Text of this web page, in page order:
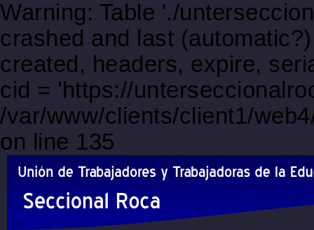
Warning: Table './
crashed and last
created, headers, expire,
cid = 'https://
/var/www/clients/client1/
on line 135